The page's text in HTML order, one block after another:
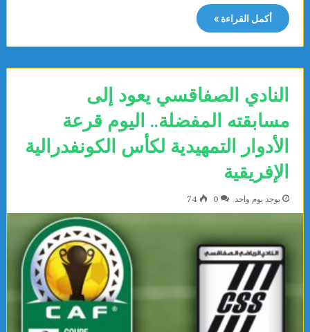
أكمل القراءة »
النادي الصفاقسي يعود إلى
مسابقته المفضلة.. اليوم قرعة
الأدوار التمهيدية لكأس الكونفدرالية
الإفريقية
يوجد يوم واحد 0
74